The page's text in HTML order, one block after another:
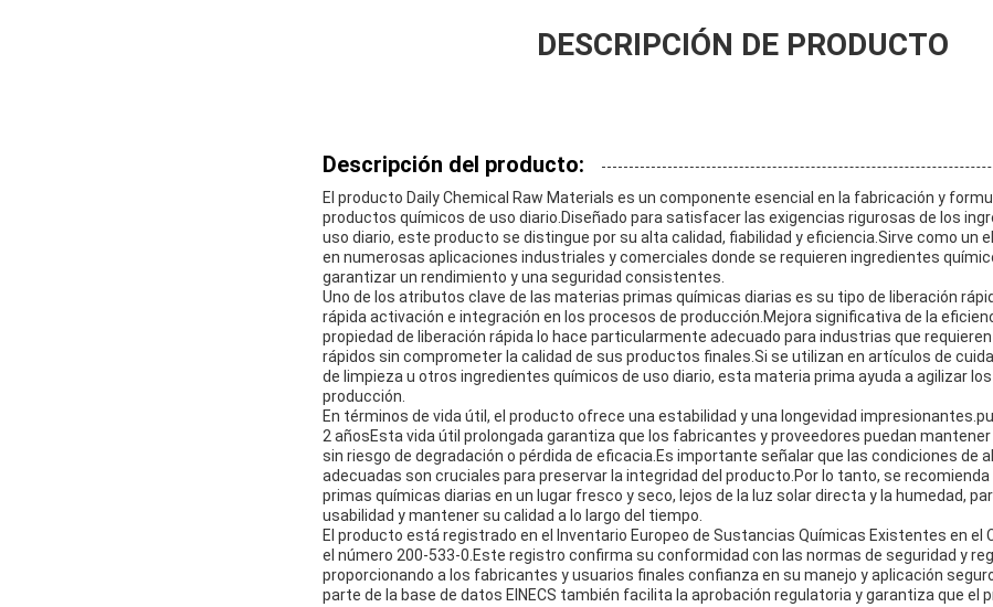
DESCRIPCIÓN DE PRODUCTO
Descripción del producto:
El producto Daily Chemical Raw Materials es un componente esencial en la fabricación y
productos químicos de uso diario.Diseñado para satisfacer las exigencias rigurosas de los
uso diario, este producto se distingue por su alta calidad, fiabilidad y eficiencia.Sirve como un
en numerosas aplicaciones industriales y comerciales donde se requieren ingredientes
garantizar un rendimiento y una seguridad consistentes.
Uno de los atributos clave de las materias primas químicas diarias es su tipo de liberación
rápida activación e integración en los procesos de producción.Mejora significativa de la
propiedad de liberación rápida lo hace particularmente adecuado para industrias que
rápidos sin comprometer la calidad de sus productos finales.Si se utilizan en artículos de
de limpieza u otros ingredientes químicos de uso diario, esta materia prima ayuda a agilizar
producción.
En términos de vida útil, el producto ofrece una estabilidad y una longevidad
2 añosEsta vida útil prolongada garantiza que los fabricantes y proveedores puedan
sin riesgo de degradación o pérdida de eficacia.Es importante señalar que las condiciones de
adecuadas son cruciales para preservar la integridad del producto.Por lo tanto, se
primas químicas diarias en un lugar fresco y seco, lejos de la luz solar directa y la humedad,
usabilidad y mantener su calidad a lo largo del tiempo.
El producto está registrado en el Inventario Europeo de Sustancias Químicas Existentes en el
el número 200-533-0.Este registro confirma su conformidad con las normas de seguridad y
proporcionando a los fabricantes y usuarios finales confianza en su manejo y aplicación
parte de la base de datos EINECS también facilita la aprobación regulatoria y garantiza que el